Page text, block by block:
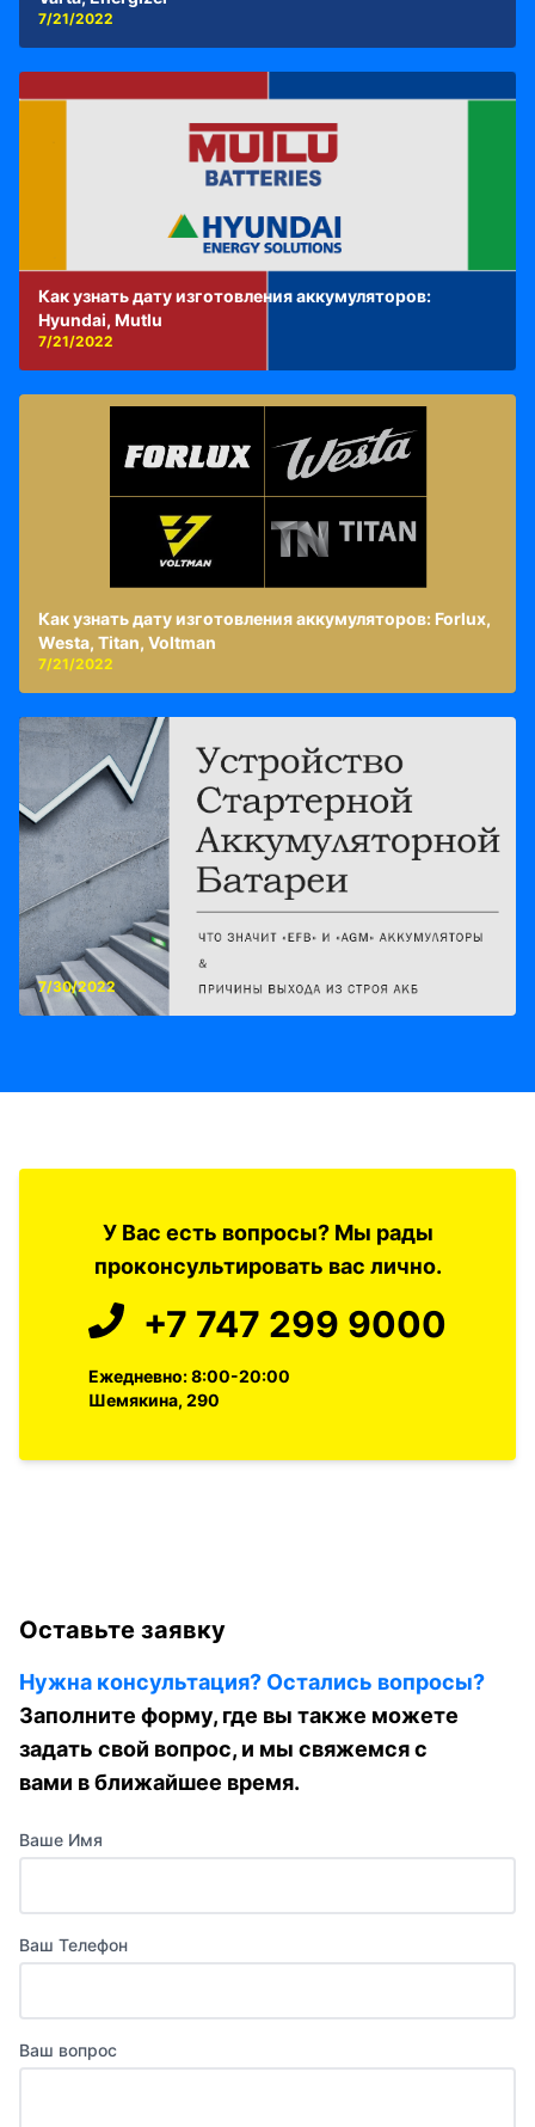
7/21/2022
Как узнать дату изготовления аккумуляторов:
Hyundai, Mutlu
7/21/2022
Как узнать дату изготовления аккумуляторов: Forlux,
Westa, Titan, Voltman
7/21/2022
7/30/2022
У Вас есть вопросы? Мы рады
проконсультировать вас лично.
+7 747 299 9000
Ежедневно: 8:00-20:00
Шемякина, 290
Оставьте заявку
Нужна консультация? Остались вопросы?
Заполните форму, где вы также можете
задать свой вопрос, и мы свяжемся с
вами в ближайшее время.
Ваше Имя
Ваш Телефон
Ваш вопрос